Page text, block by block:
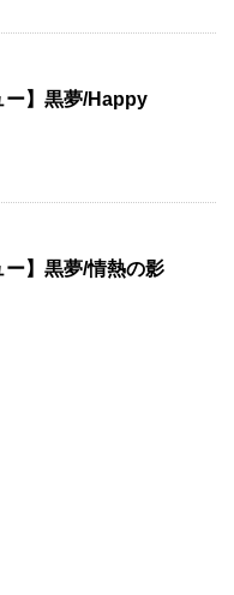
ー】黒夢/Happy
ー】黒夢/情熱の影